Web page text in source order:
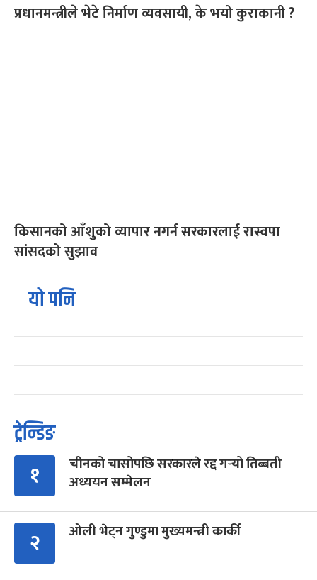
प्रधानमन्त्रीले भेटे निर्माण व्यवसायी, के भयो कुराकानी ?
किसानको आँशुको व्यापार नगर्न सरकारलाई रास्वपा
सांसदको सुझाव
यो पनि
ट्रेन्डिङ
१
चीनको चासोपछि सरकारले रद्द गर्‍यो तिब्बती
अध्ययन सम्मेलन
२ ओली भेट्न गुण्डुमा मुख्यमन्त्री कार्की